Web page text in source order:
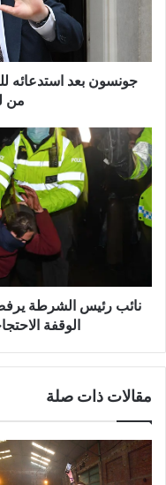
على
من
لقاحجونسون بعد استدعائه
من
نائب
رئيس
الشرطة
يرفض
الاعتذار
عن
أثناء
الوقفة
لسارة
نائب رئيس الشرطة
الوقفة
مقالات ذات صلة